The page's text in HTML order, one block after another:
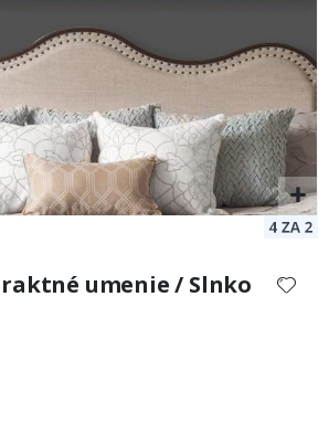
umenie / Slnko